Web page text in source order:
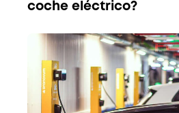
coche eléctrico?